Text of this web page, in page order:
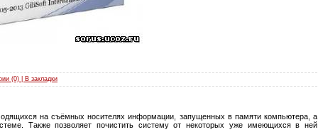
(0) | В закладки
на съёмных носителях информации, запущенных в памяти компьютера, а
Также позволяет почистить систему от некоторых уже имеющихся в ней